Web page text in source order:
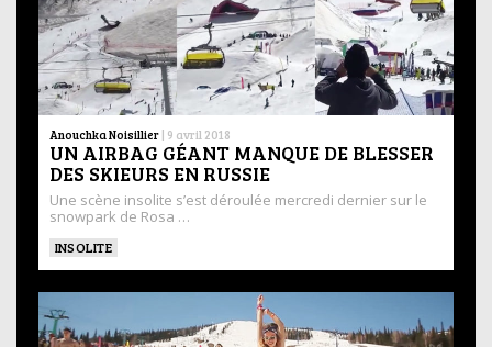
Anouchka Noisillier | 9 avril 2018
UN AIRBAG GÉANT MANQUE DE BLESSER
DES SKIEURS EN RUSSIE
Une scène insolite s’est déroulée mercredi dernier sur le
snowpark de Rosa …
INSOLITE